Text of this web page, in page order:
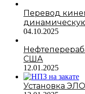
Перевод
04.10.2025
США
12.01.2025
Установка